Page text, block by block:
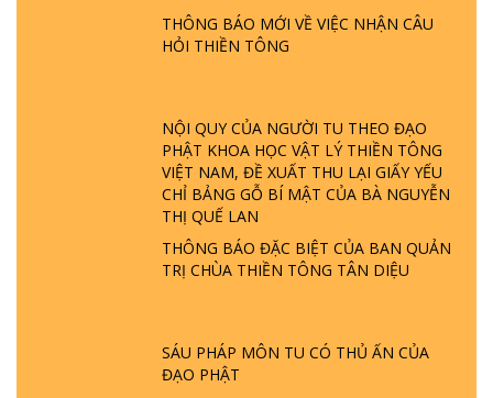
THÔNG BÁO MỚI VỀ VIỆC NHẬN CÂU
HỎI THIỀN TÔNG
NỘI QUY CỦA NGƯỜI TU THEO ĐẠO
PHẬT KHOA HỌC VẬT LÝ THIỀN TÔNG
VIỆT NAM, ĐỀ XUẤT THU LẠI GIẤY YẾU
CHỈ BẢNG GỖ BÍ MẬT CỦA BÀ NGUYỄN
THỊ QUẾ LAN
THÔNG BÁO ĐẶC BIỆT CỦA BAN QUẢN
TRỊ CHÙA THIỀN TÔNG TÂN DIỆU
SÁU PHÁP MÔN TU CÓ THỦ ẤN CỦA
ĐẠO PHẬT
PHẬT GIỚI CÓ THỜI GIAN KHÔNG? |
TTTD
LÀ AI? QUỶ SA TĂNG? | TTTD
GIẢI ĐÁP THIỀN TÔNG ĐẶC BIỆT P22 - TẠI
SAO TRÁI ĐẤT NHIỀU THIÊN TAI - LŨ LỤT
- HỎA HOẠN | TTTD
GIẢI ĐÁP THIỀN TÔNG ĐẶC BIỆT P21 - TẠI
GIẢI ĐÁP VỀ LỄ TIỄN THIỀN TÔNG SƯ